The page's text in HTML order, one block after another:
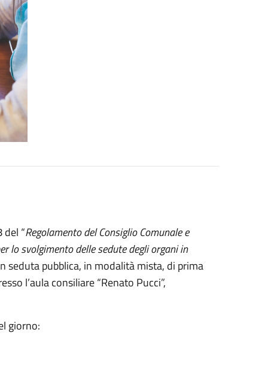
“Regolamento del Consiglio Comunale e
lo svolgimento delle sedute degli organi in
seduta pubblica, in modalità mista, di prima
l’aula consiliare “Renato Pucci”,
giorno: